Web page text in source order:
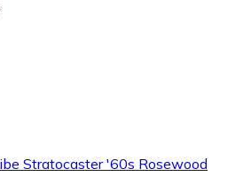
Stratocaster '60s Rosewood